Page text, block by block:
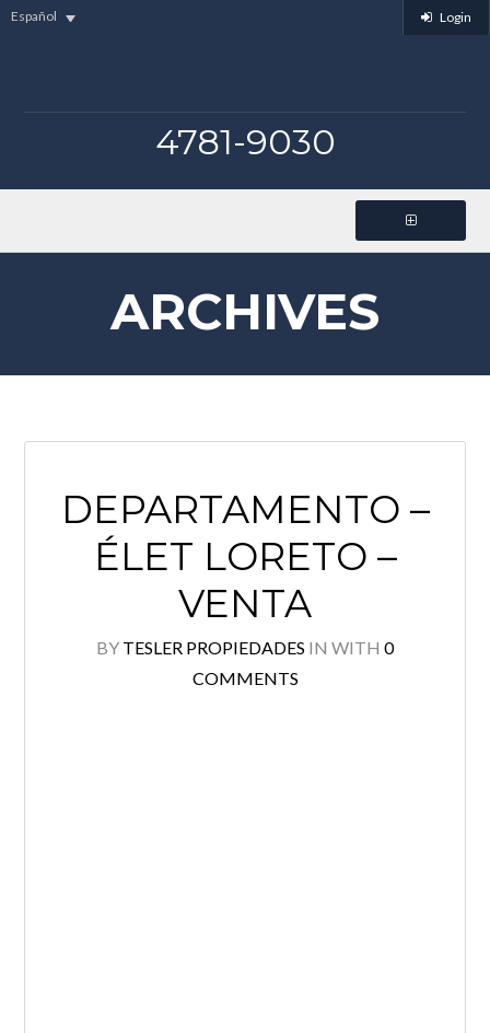
Español Login
4781-9030
ARCHIVES
DEPARTAMENTO –
ÉLET LORETO –
VENTA
BY TESLER PROPIEDADES IN WITH 0
COMMENTS